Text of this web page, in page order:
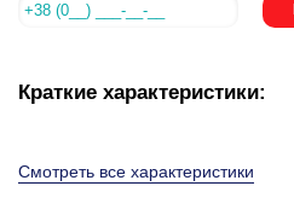
Краткие характеристики:
Смотреть все характеристики